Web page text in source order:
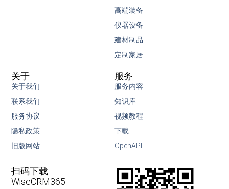
高端装备
仪器设备
建材制品
定制家居
服务
服务内容
知识库
视频教程
下载
OpenAPI
关于
关于我们
联系我们
服务协议
隐私政策
旧版网站
扫码下载
WiseCRM365